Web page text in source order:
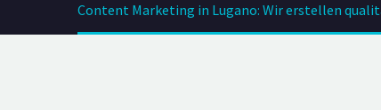
Content Marketing in Lugano: Wir erstellen